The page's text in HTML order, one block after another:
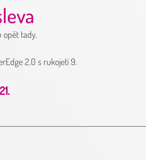
opět tady.
2.0 s rukojetí 9.